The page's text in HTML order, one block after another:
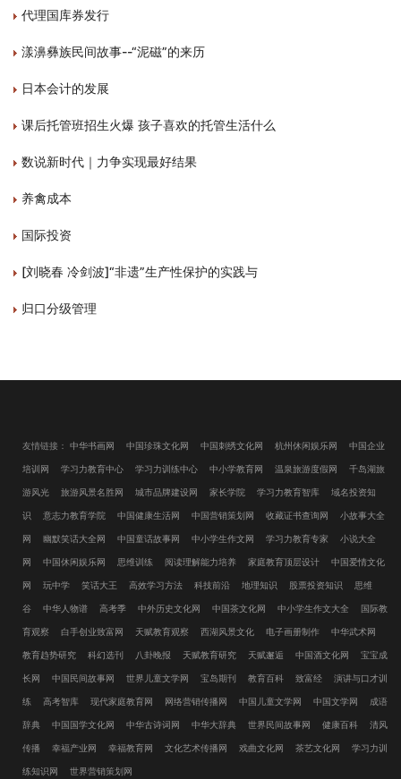
代理国库券发行
漾濞彝族民间故事--“泥磁”的来历
日本会计的发展
课后托管班招生火爆 孩子喜欢的托管生活什么
数说新时代｜力争实现最好结果
养禽成本
国际投资
[刘晓春 冷剑波]“非遗”生产性保护的实践与
归口分级管理
友情链接： 中华书画网 中国珍珠文化网 中国刺绣文化网 杭州休闲娱乐网 中国企业
培训网 学习力教育中心 学习力训练中心 中小学教育网 温泉旅游度假网 千岛湖旅
游风光 旅游风景名胜网 城市品牌建设网 家长学院 学习力教育智库 域名投资知
识 意志力教育学院 中国健康生活网 中国营销策划网 收藏证书查询网 小故事大全
网 幽默笑话大全网 中国童话故事网 中小学生作文网 学习力教育专家 小说大全
网 中国休闲娱乐网 思维训练 阅读理解能力培养 家庭教育顶层设计 中国爱情文化
网 玩中学 笑话大王 高效学习方法 科技前沿 地理知识 股票投资知识 思维
谷 中华人物谱 高考季 中外历史文化网 中国茶文化网 中小学生作文大全 国际教
育观察 白手创业致富网 天赋教育观察 西湖风景文化 电子画册制作 中华武术网
教育趋势研究 科幻选刊 八卦晚报 天赋教育研究 天赋邂逅 中国酒文化网 宝宝成
长网 中国民间故事网 世界儿童文学网 宝岛期刊 教育百科 致富经 演讲与口才训
练 高考智库 现代家庭教育网 网络营销传播网 中国儿童文学网 中国文学网 成语
辞典 中国国学文化网 中华古诗词网 中华大辞典 世界民间故事网 健康百科 清风
传播 幸福产业网 幸福教育网 文化艺术传播网 戏曲文化网 茶艺文化网 学习力训
练知识网 世界营销策划网